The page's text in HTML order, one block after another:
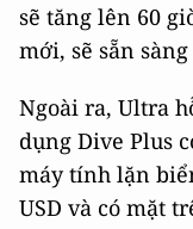
sẽ tăng lên 60
mới, sẽ sẵn
Ngoài ra, Ultra
dụng Dive Plus
máy tính lặn
USD và có mặt